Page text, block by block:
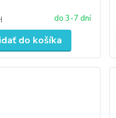
do 3-7 dní
do košíka